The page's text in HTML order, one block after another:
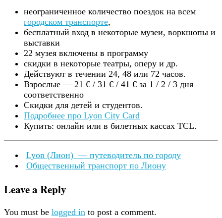
неограниченное количество поездок на всем
городском транспорте,
бесплатный вход в некоторые музеи, воркшопы и
выставки
22 музея включены в программу
скидки в некоторые театры, оперу и др.
Действуют в течении 24, 48 или 72 часов.
Взрослые — 21 € / 31 € / 41 € за 1 / 2 / 3 дня
соответственно
Скидки для детей и студентов.
Подробнее про Lyon City Card
Купить: онлайн или в билетных кассах TCL.
Lyon (Лион) — путеводитель по городу
Общественный транспорт по Лиону
Leave a Reply
You must be logged in to post a comment.